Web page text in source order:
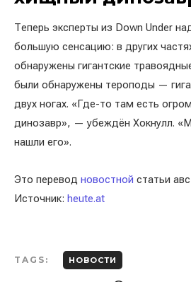
Теперь эксперты из Down Under
большую сенсацию: в других
обнаружены гигантские
были обнаружены тероподы —
двух ногах. «Где-то там есть
динозавр», — убеждён Хокнулл.
нашли его».
Это перевод новостной статьи
Источник: heute.at
TAGS: НОВОСТИ